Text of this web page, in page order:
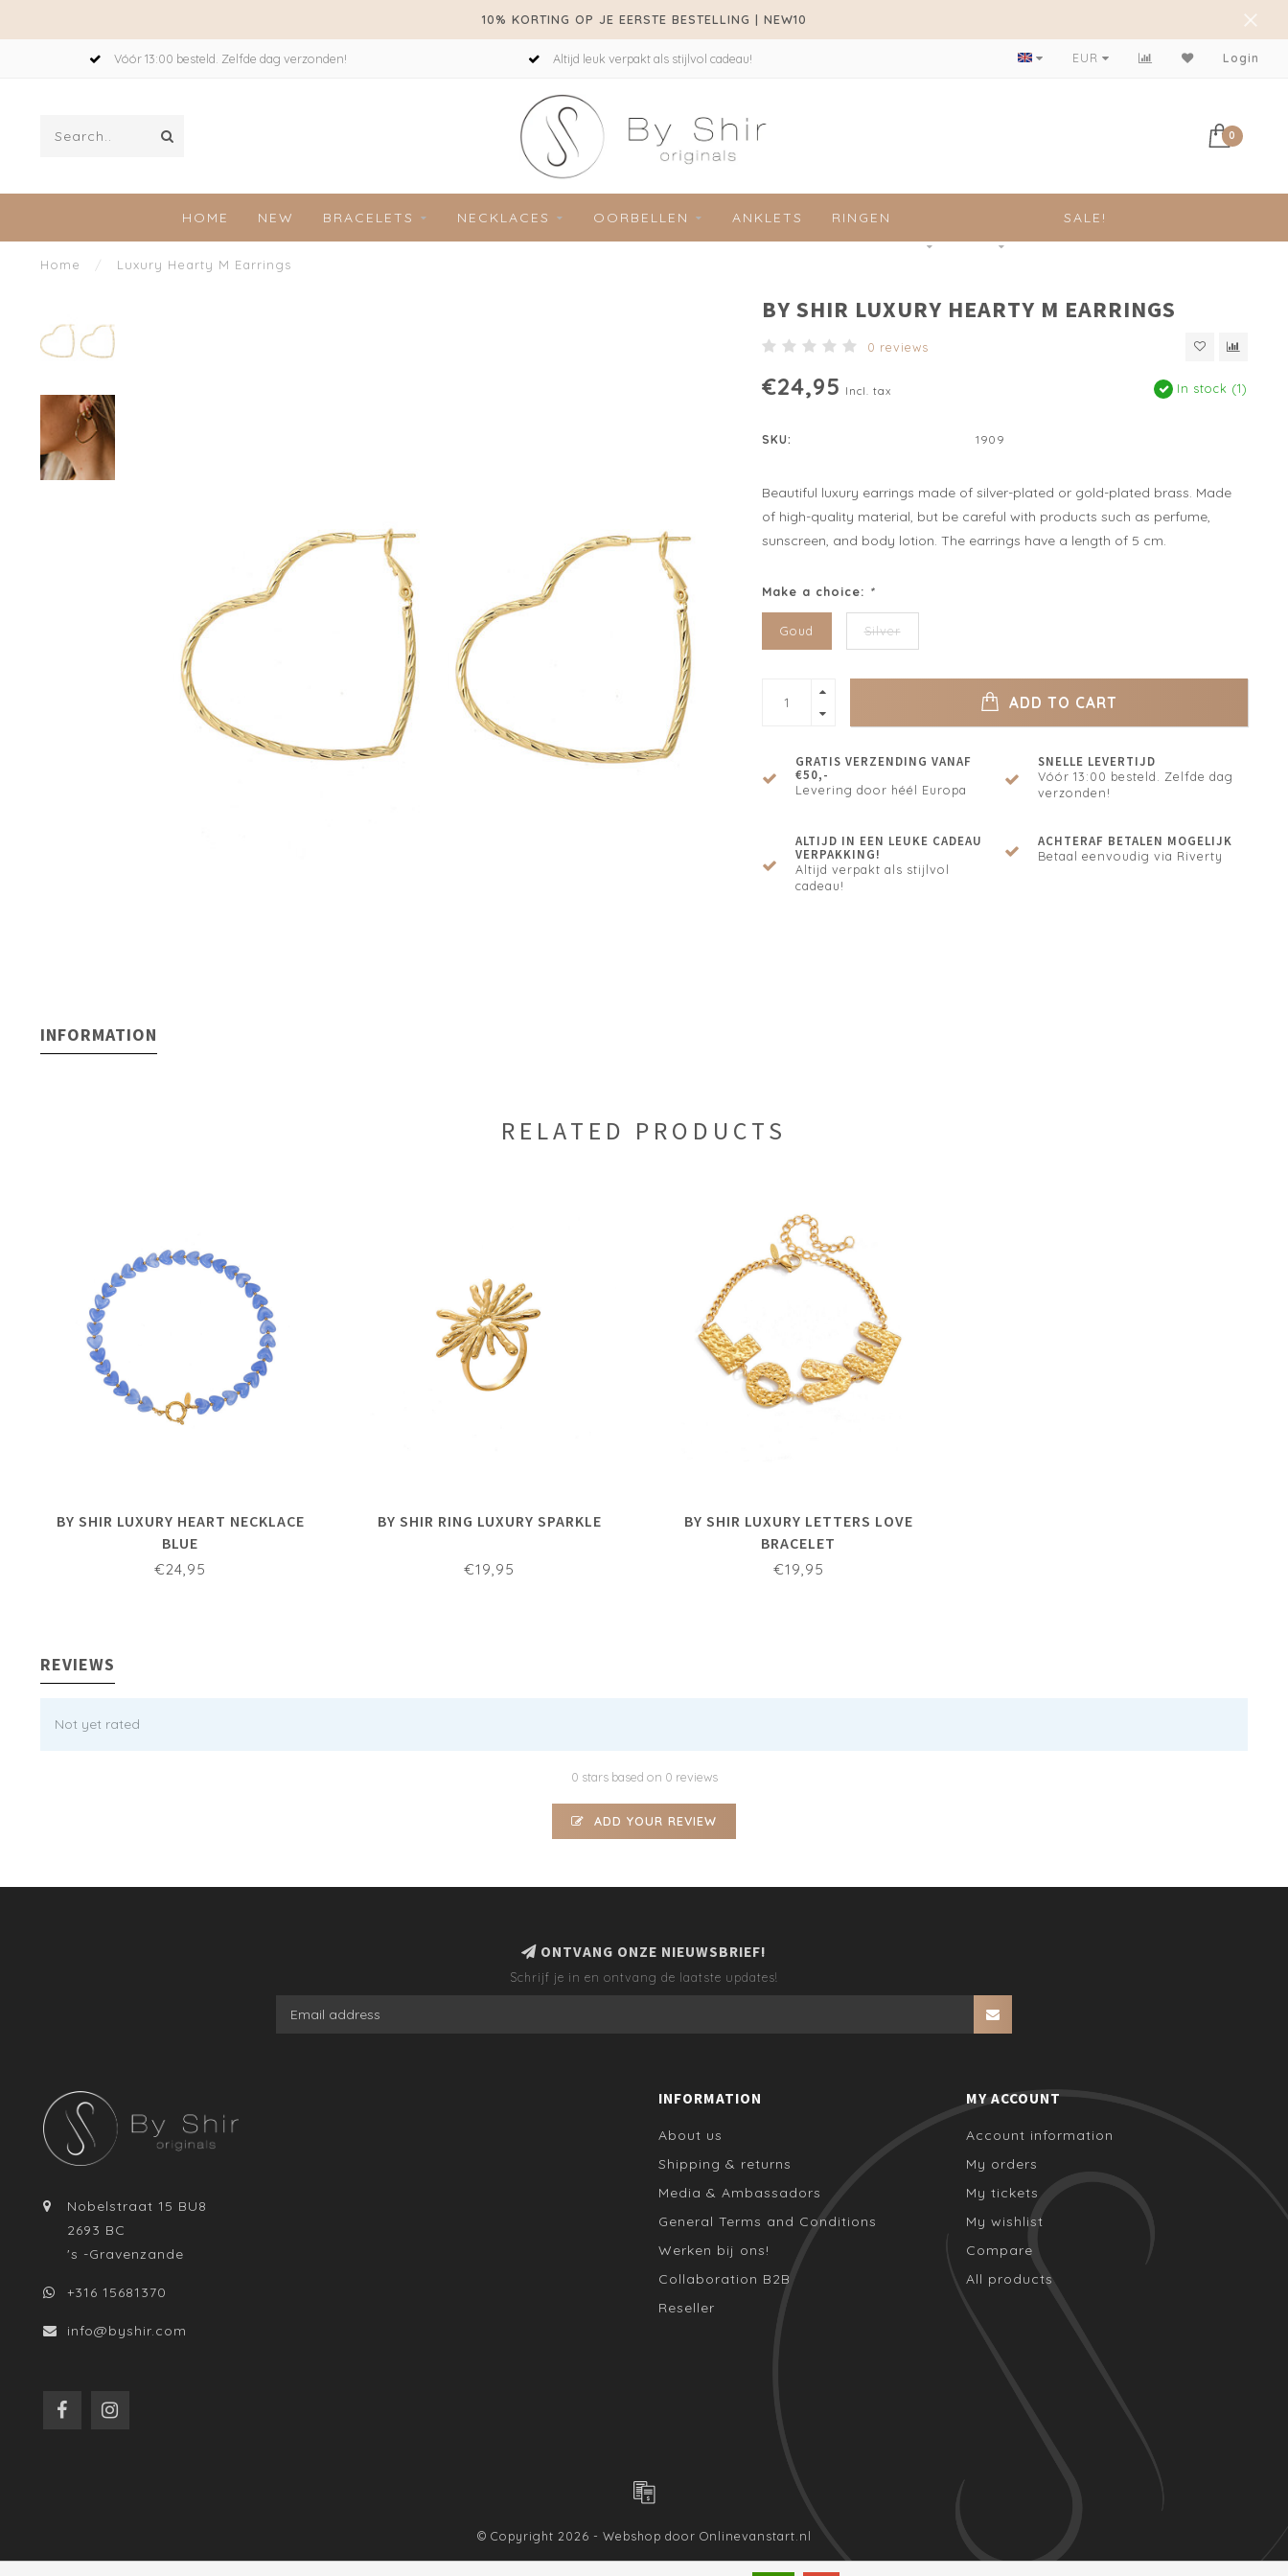
10% KORTING OP JE EERSTE BESTELLING | NEW10
Vóór 13:00 besteld. Zelfde dag verzonden! Altijd leuk verpakt als stijlvol cadeau! Achteraf betalen mogelijk!
EUR Login
0
HOME NEW BRACELETS NECKLACES OORBELLEN ANKLETS RINGEN SALE!
Home / Luxury Hearty M Earrings
BY SHIR LUXURY HEARTY M EARRINGS
0 reviews
€24,95 Incl. tax In stock (1)
SKU: 1909
Beautiful luxury earrings made of silver-plated or gold-plated brass. Made
of high-quality material, but be careful with products such as perfume,
sunscreen, and body lotion. The earrings have a length of 5 cm.
Make a choice: *
Goud Silver
ADD TO CART
GRATIS VERZENDING VANAF
€50,-
Levering door héél Europa
SNELLE LEVERTIJD
Vóór 13:00 besteld. Zelfde dag
verzonden!
ALTIJD IN EEN LEUKE CADEAU
VERPAKKING!
Altijd verpakt als stijlvol
cadeau!
ACHTERAF BETALEN MOGELIJK
Betaal eenvoudig via Riverty
INFORMATION
RELATED PRODUCTS
BY SHIR LUXURY HEART NECKLACE
BLUE
€24,95
BY SHIR RING LUXURY SPARKLE
€19,95
BY SHIR LUXURY LETTERS LOVE
BRACELET
€19,95
REVIEWS
Not yet rated
0 stars based on 0 reviews
ADD YOUR REVIEW
ONTVANG ONZE NIEUWSBRIEF!
Schrijf je in en ontvang de laatste updates!
Nobelstraat 15 BU8
2693 BC
's -Gravenzande
+316 15681370
info@byshir.com
INFORMATION
About us
Shipping & returns
Media & Ambassadors
General Terms and Conditions
Werken bij ons!
Collaboration B2B
Reseller
MY ACCOUNT
Account information
My orders
My tickets
My wishlist
Compare
All products
© Copyright 2026 - Webshop door Onlinevanstart.nl